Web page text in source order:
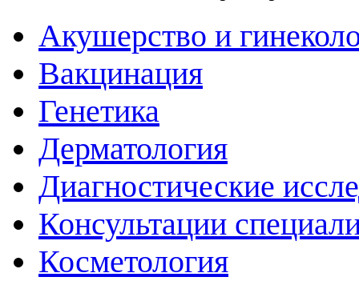
Акушерство и
Вакцинация
Генетика
Дерматология
Диагностические
Консультации
Косметология